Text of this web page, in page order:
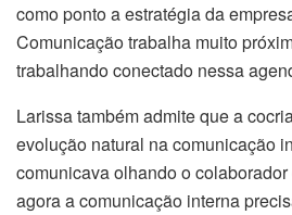
como ponto a estratégia da
Comunicação trabalha muito
trabalhando conectado nessa
Larissa também admite que a
evolução natural na comunicação
comunicava olhando o
agora a comunicação interna